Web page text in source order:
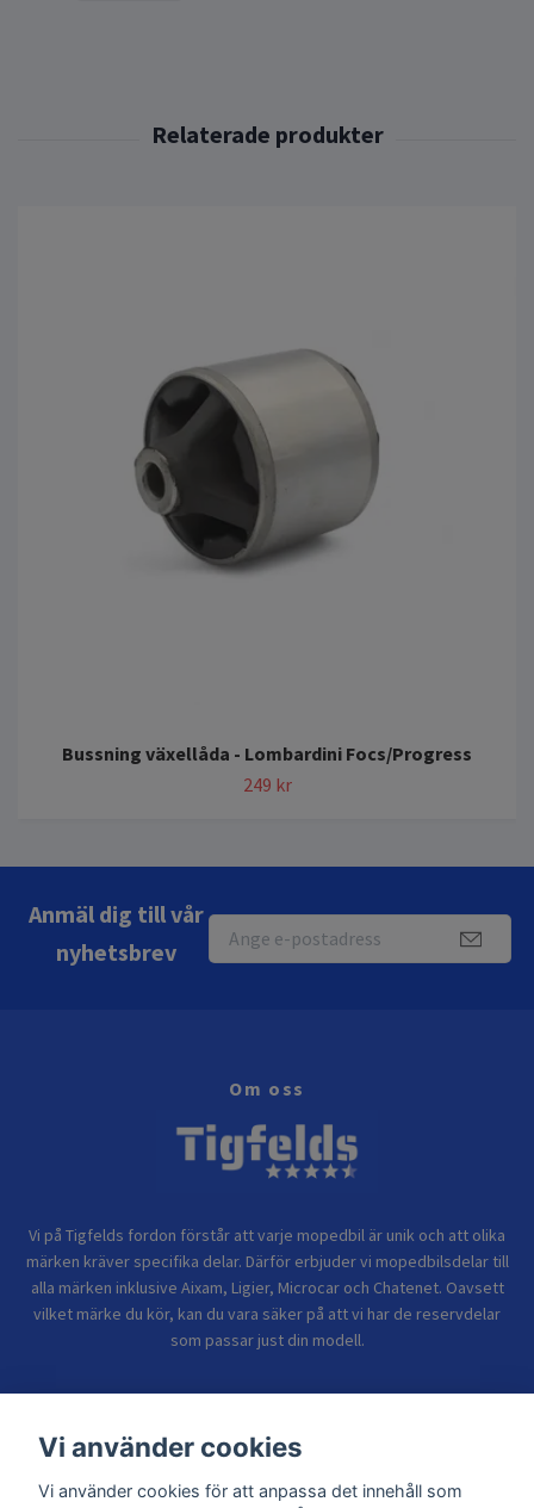
Bussning växellåda - Lombardini Focs/Progress
249 kr
Anmäl dig till vår
nyhetsbrev
Om oss
Vi på Tigfelds fordon förstår att varje mopedbil är unik och att olika
märken kräver specifika delar. Därför erbjuder vi mopedbilsdelar till
alla märken inklusive Aixam, Ligier, Microcar och Chatenet. Oavsett
vilket märke du kör, kan du vara säker på att vi har de reservdelar
som passar just din modell.
Sidor
Vi använder cookies
Vi använder cookies för att anpassa det innehåll som